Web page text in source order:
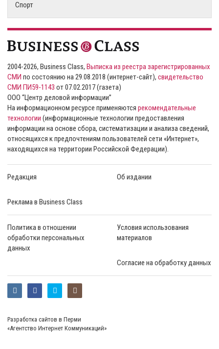
Спорт
2004-2026, Business Class, Выписка из реестра зарегистрированных
СМИ по состоянию на 29.08.2018 (интернет-сайт), свидетельство
СМИ ПИ59-1143 от 07.02.2017 (газета)
ООО “Центр деловой информации”
На информационном ресурсе применяются рекомендательные
технологии (информационные технологии предоставления
информации на основе сбора, систематизации и анализа сведений,
относящихся к предпочтениям пользователей сети «Интернет»,
находящихся на территории Российской Федерации).
Редакция Об издании
Реклама в Business Class
Политика в отношении
обработки персональных
данных
Условия использования
материалов
Согласие на обработку данных
Разработка сайтов в Перми
«Агентство Интернет Коммуникаций»